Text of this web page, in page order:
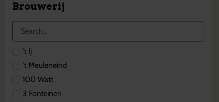
Brouwerij
't Ij
't Meuleneind
100 Watt
3 Fonteinen